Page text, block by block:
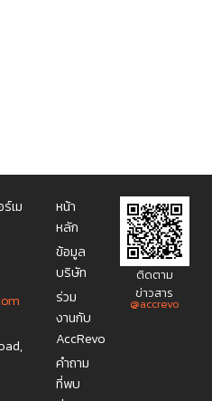
เม
o m
หน้า
หลัก
ข้อมูล
บริษัท
ร่วม
งานกับ
AccRevo
คำถาม
ที่พบ
ติดตาม
ข่าวสาร
@accrevo